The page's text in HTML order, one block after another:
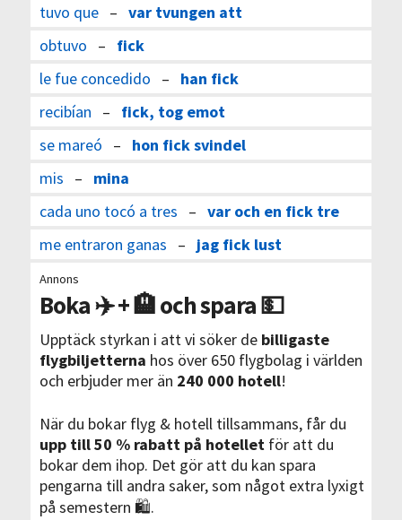
tuvo que– var tvungen att
obtuvo – fick
le fue concedido – han fick
recibían – fick, tog emot
se mareó – hon fick svindel
mis – mina
cada uno tocó a tres – var och en fick tre
me entraron ganas – jag fick lust
Annons
Boka ✈️ + 🏨 och spara 💵
Upptäck styrkan i att vi söker de billigaste
flygbiljetterna hos över 650 flygbolag i världen
och erbjuder mer än 240 000 hotell!
När du bokar flyg & hotell tillsammans, får du
upp till 50 % rabatt på hotellet för att du
bokar dem ihop. Det gör att du kan spara
pengarna till andra saker, som något extra lyxigt
på semestern 🛍.